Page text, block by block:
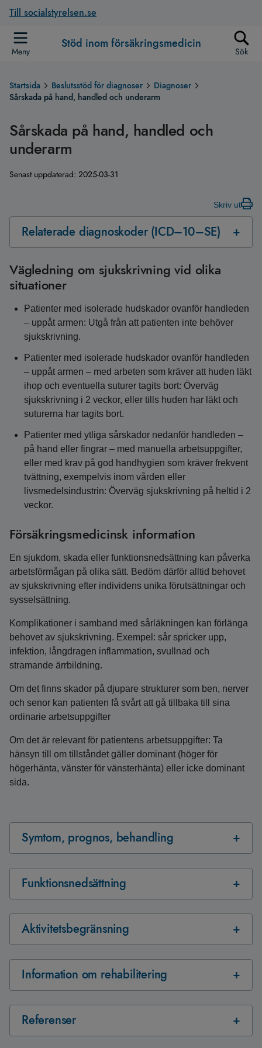
Till socialstyrelsen.se
Meny
Stöd inom försäkringsmedicin
Sök
Startsida Beslutsstöd för diagnoser
Diagnoser
Sårskada på hand, handled och underarm
Sårskada på hand, handled och
underarm
Senast uppdaterad: 2025-03-31
Skriv ut
Relaterade diagnoskoder (ICD–10–SE)
Vägledning om sjukskrivning vid olika
situationer
Patienter med isolerade hudskador ovanför handleden
– uppåt armen: Utgå från att patienten inte behöver
sjukskrivning.
Patienter med isolerade hudskador ovanför handleden
– uppåt armen – med arbeten som kräver att huden läkt
ihop och eventuella suturer tagits bort: Överväg
sjukskrivning i 2 veckor, eller tills huden har läkt och
suturerna har tagits bort.
Patienter med ytliga sårskador nedanför handleden –
på hand eller fingrar – med manuella arbetsuppgifter,
eller med krav på god handhygien som kräver frekvent
tvättning, exempelvis inom vården eller
livsmedelsindustrin: Överväg sjukskrivning på heltid i 2
veckor.
Försäkringsmedicinsk information
En sjukdom, skada eller funktionsnedsättning kan påverka
arbetsförmågan på olika sätt. Bedöm därför alltid behovet
av sjukskrivning efter individens unika förutsättningar och
sysselsättning.
Komplikationer i samband med sårläkningen kan förlänga
behovet av sjukskrivning. Exempel: sår spricker upp,
infektion, långdragen inflammation, svullnad och
stramande ärrbildning.
Om det finns skador på djupare strukturer som ben, nerver
och senor kan patienten få svårt att gå tillbaka till sina
ordinarie arbetsuppgifter
Om det är relevant för patientens arbetsuppgifter: Ta
hänsyn till om tillståndet gäller dominant (höger för
högerhänta, vänster för vänsterhänta) eller icke dominant
sida.
Symtom, prognos, behandling
Funktionsnedsättning
Aktivitetsbegränsning
Information om rehabilitering
Referenser